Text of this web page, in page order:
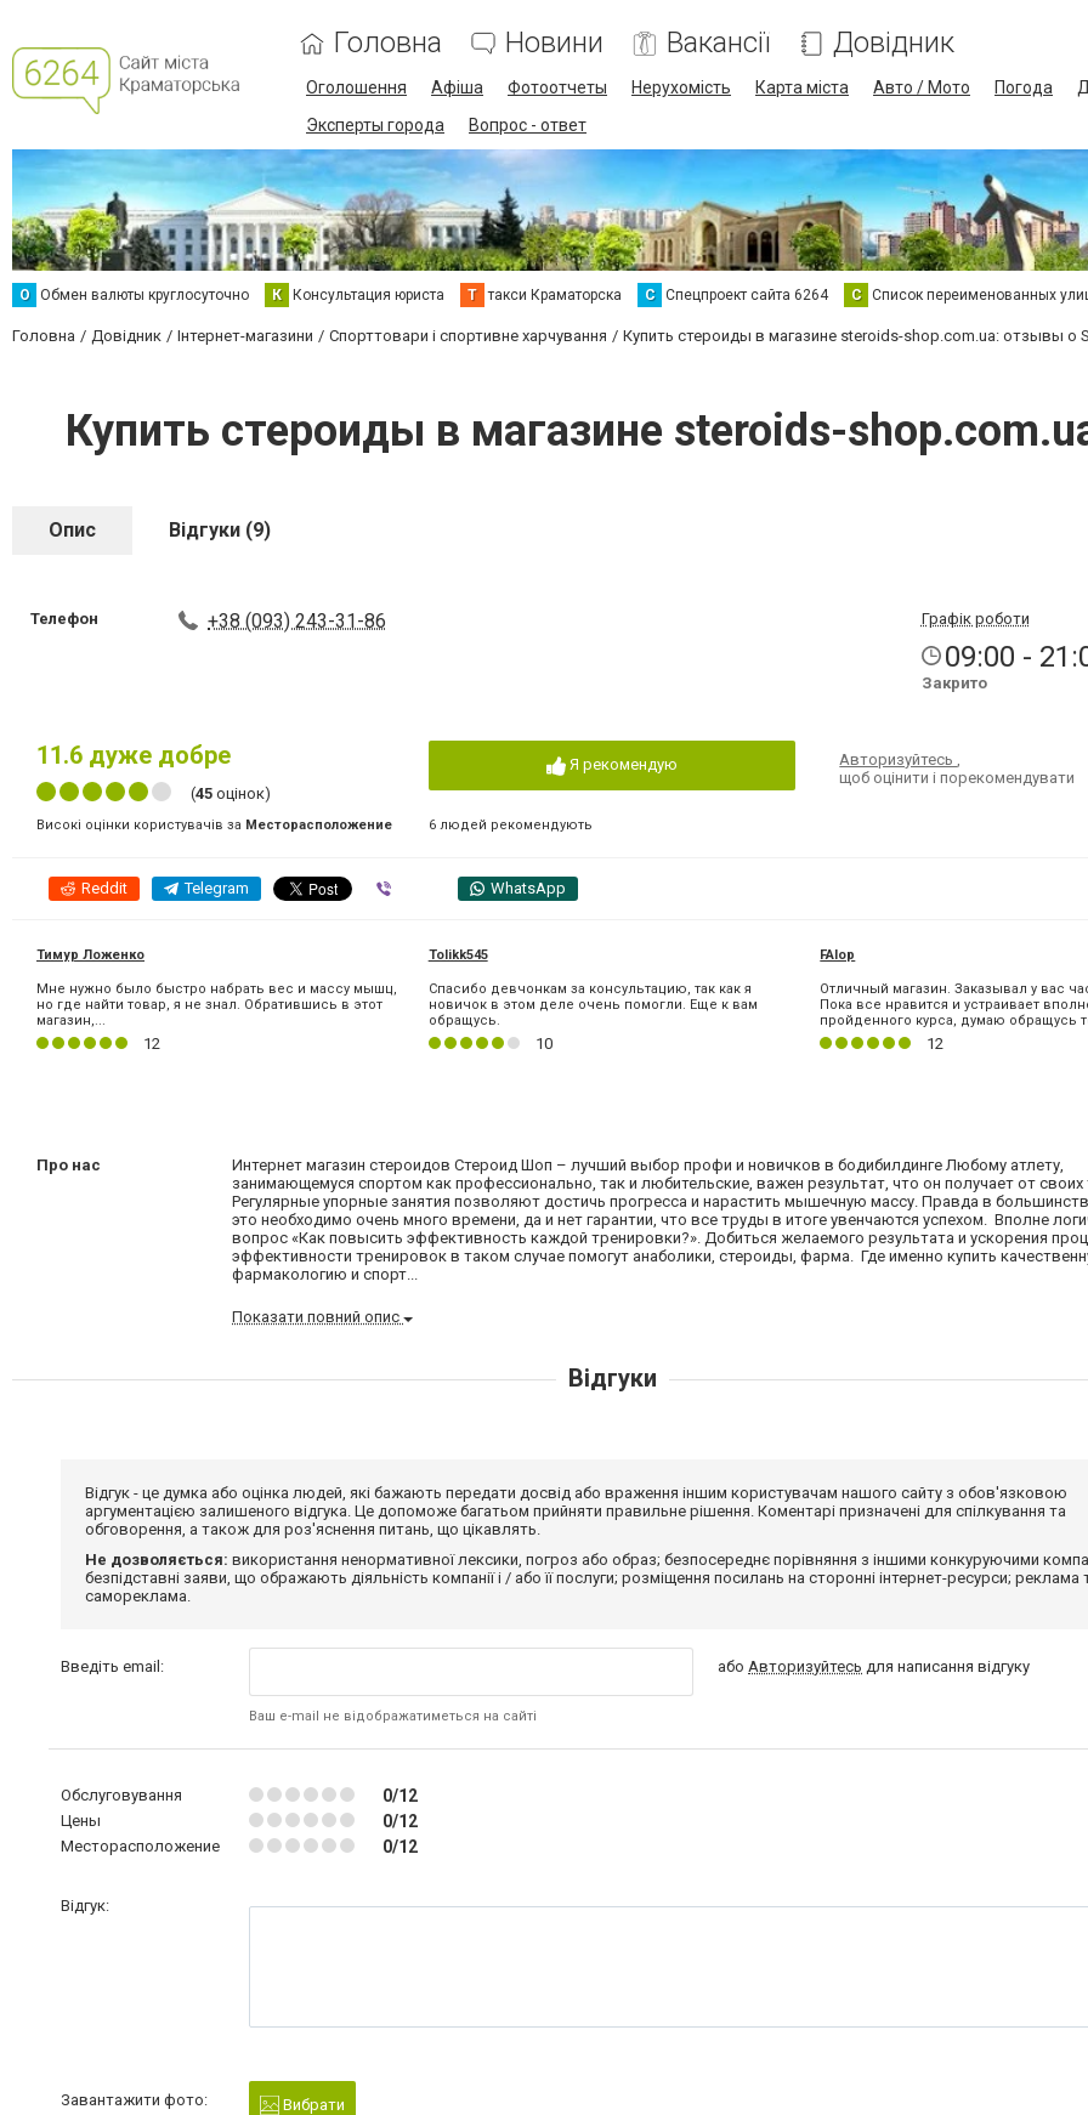
Головна Новини Вакансії Довідник
Оголошення Афіша Фотоотчеты Нерухомість Карта міста Авто / Мото Погода
Эксперты города
Вопрос - ответ
О Обмен валюты круглосуточно К Консультация юриста Т такси Краматорска С Спецпроект сайта 6264 С Список переименованных
Головна Довідник Інтернет-магазини Спорттовари і спортивне харчування Купить стероиды в магазине steroids-shop.com.ua: отзывы о
Купить стероиды в магазине steroids-
Опис Відгуки (9)
Телефон +38 (093) 243-31-86 Графік роботи
09:00 -
Закрито
11.6 дуже добре
(45 оцінок)
Високі оцінки користувачів за Месторасположение
Я рекомендую
6 людей рекомендують
Авторизуйтесь,
щоб оцінити і порекомендувати
Reddit Telegram WhatsApp
Тимур Ложенко
Мне нужно было быстро набрать вес и массу мышц,
но где найти товар, я не знал. Обратившись в этот
магазин,...
12
Tolikk545
Спасибо девчонкам за консультацию, так как я
новичок в этом деле очень помогли. Еще к вам
обращусь.
10
FAlop
Отличный магазин. Заказывал у вас
Пока все нравится и устраивает
пройденного курса, думаю обращусь
12
Про нас
Интернет магазин стероидов Стероид Шоп – лучший выбор профи и новичков в бодибилдинге Любому атлету,
занимающемуся спортом как профессионально, так и любительские, важен результат, что он получает от
Регулярные упорные занятия позволяют достичь прогресса и нарастить мышечную массу. Правда в
это необходимо очень много времени, да и нет гарантии, что все труды в итоге увенчаются успехом. Вполне
вопрос «Как повысить эффективность каждой тренировки?». Добиться желаемого результата и ускорения
эффективности тренировок в таком случае помогут анаболики, стероиды, фарма. Где именно купить
фармакологию и спорт...
Показати повний опис
Відгуки
Відгук - це думка або оцінка людей, які бажають передати досвід або враження іншим користувачам нашого сайту з обов'язковою
аргументацією залишеного відгука. Це допоможе багатьом прийняти правильне рішення. Коментарі призначені для спілкування та
обговорення, а також для роз'яснення питань, що цікавлять.
Не дозволяється: використання ненормативної лексики, погроз або образ; безпосереднє порівняння з іншими конкуруючими
безпідставні заяви, що ображають діяльність компанії і / або її послуги; розміщення посилань на сторонні інтернет-ресурси; реклама
самореклама.
Введіть email:
Ваш e-mail не відображатиметься на сайті
або Авторизуйтесь для написання відгуку
Обслуговування 0/12
Цены 0/12
Месторасположение 0/12
Відгук:
Завантажити фото: Вибрати